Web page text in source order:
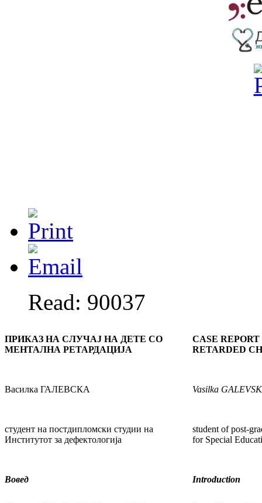
Read: 90037
ПРИКАЗ НА СЛУЧАЈ НА ДЕТЕ СО
МЕНТАЛНА РЕТАРДАЦИЈА
Василка ГАЛЕВСКА
студент на постдипломски студии на
Институтот за дефектологија
CASE
RETARDED
Vasilka
student of post-
for Special
Вовед Introduction